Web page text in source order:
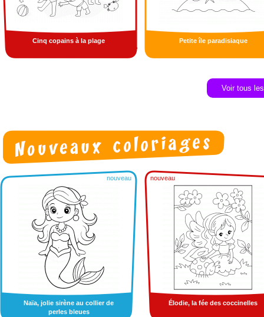
Cinq copains à la plage Petite île paradisiaque
Voir tous
nouveau
Naïa, jolie sirène au collier de
perles bleues
nouveau
Élodie, la fée des coccinelles